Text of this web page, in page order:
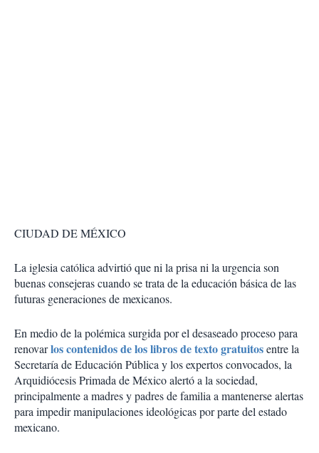
CIUDAD DE MÉXICO
La iglesia católica advirtió que ni la prisa ni la urgencia son
buenas consejeras cuando se trata de la educación básica de las
futuras generaciones de mexicanos.
En medio de la polémica surgida por el desaseado proceso para
renovarlos contenidos de los libros de texto gratuitosentre la
Secretaría de Educación Pública y los expertos convocados, la
Arquidiócesis Primada de México alertó a la sociedad,
principalmente a madres y padres de familia a mantenerse alertas
para impedir manipulaciones ideológicas por parte del estado
mexicano.